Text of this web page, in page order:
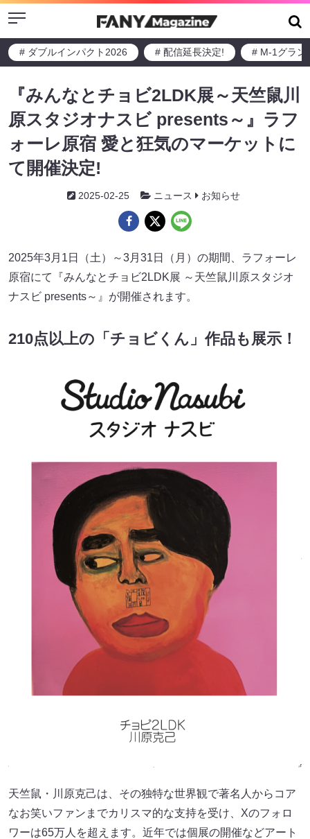
Menu
# ダブルインパクト2026 # 配信延長決定! # M-1グラン
『みんなとチョビ2LDK展～天竺鼠川
原スタジオナスビ presents～』ラフ
ォーレ原宿 愛と狂気のマーケットに
て開催決定!
2025-02-25 ニュース お知らせ
2025年3月1日（土）～3月31日（月）の期間、ラフォーレ
原宿にて『みんなとチョビ2LDK展 ～天竺鼠川原スタジオ
ナスビ presents～』が開催されます。
210点以上の「チョビくん」作品も展示！
天竺鼠・川原克己は、その独特な世界観で著名人からコア
なお笑いファンまでカリスマ的な支持を受け、Xのフォロ
ワーは65万人を超えます。近年では個展の開催などアート